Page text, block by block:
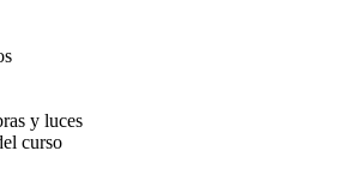
y luces
curso